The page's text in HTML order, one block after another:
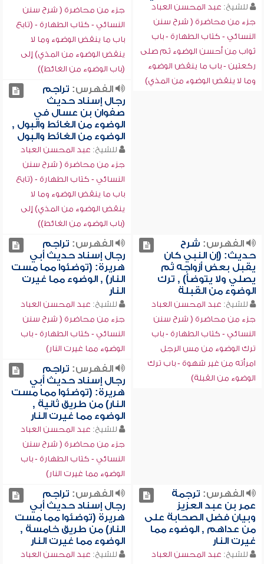
للشيخ: عبد المحسن العباد
جزء من محاضرة ( شرح سنن
النسائي - كتاب الطهارة - باب
ثواب من أحسن الوضوء ثم صلى
ركعتين - باب ما ينقض الوضوء
وما لا ينقض الوضوء من المذي)
جزء من محاضرة ( شرح سنن
النسائي - كتاب الطهارة - (تابع
باب ما ينقض الوضوء وما لا
ينقض الوضوء من المذي) إلى
(باب الوضوء من الغائط))
الفهرس: تراجم
رجال إسناد حديث
صفوان بن عسال في
الوضوء من الغائط والبول ,
الوضوء من الغائط والبول
للشيخ: عبد المحسن العباد
جزء من محاضرة ( شرح سنن
النسائي - كتاب الطهارة - (تابع
باب ما ينقض الوضوء وما لا
ينقض الوضوء من المذي) إلى
(باب الوضوء من الغائط))
الفهرس: شرح
حديث: (إن النبي كان
يقبل بعض أزواجه ثم
يصلي ولا يتوضأ) , ترك
الوضوء من القبلة
للشيخ: عبد المحسن العباد
جزء من محاضرة ( شرح سنن
النسائي - كتاب الطهارة - باب
ترك الوضوء من مس الرجل
امرأته من غير شهوة - باب ترك
الوضوء من القبلة)
الفهرس: تراجم
رجال إسناد حديث أبي
هريرة: (توضئوا مما مست
النار) , الوضوء مما غيرت
النار
للشيخ: عبد المحسن العباد
جزء من محاضرة ( شرح سنن
النسائي - كتاب الطهارة - باب
الوضوء مما غيرت النار)
الفهرس: تراجم
رجال إسناد حديث أبي
هريرة: (توضئوا مما مست
النار) من طريق ثانية ,
الوضوء مما غيرت النار
للشيخ: عبد المحسن العباد
جزء من محاضرة ( شرح سنن
النسائي - كتاب الطهارة - باب
الوضوء مما غيرت النار)
الفهرس: ترجمة
عمر بن عبد العزيز
وبيان فضل الصحابة على
من عداهم , الوضوء مما
غيرت النار
للشيخ: عبد المحسن العباد
الفهرس: تراجم
رجال إسناد حديث أبي
هريرة (توضئوا مما مست
النار) من طريق خامسة ,
الوضوء مما غيرت النار
للشيخ: عبد المحسن العباد